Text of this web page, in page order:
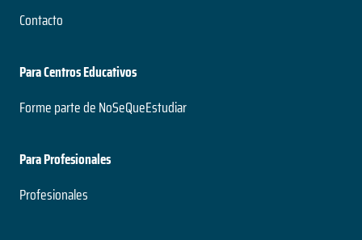
4 años
Nivel
Modalidad
Licenciado en Sistemas de Información de las
Organizaciones
Contacto
Para Centros Educativos
Forme parte de NoSeQueEstudiar
Para Profesionales
Profesionales